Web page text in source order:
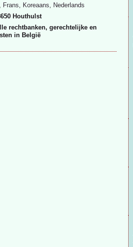
Frans, Koreaans, Nederlands
Houthulst
rechtbanken, gerechtelijke en
in België